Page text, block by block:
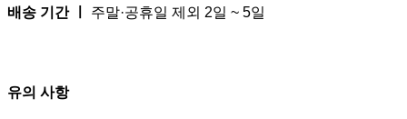
배송 기간 ㅣ 주말·공휴일 제외 2일 ~ 5일
유의 사항